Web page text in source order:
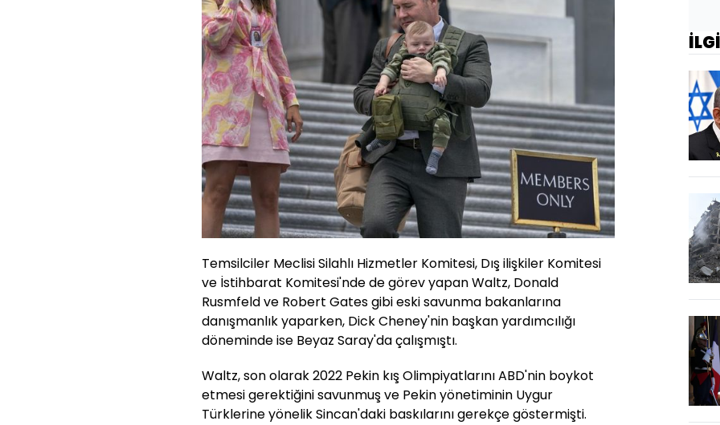
Temsilciler Meclisi Silahlı Hizmetler Komitesi, Dış ilişkiler Komitesi
ve İstihbarat Komitesi'nde de görev yapan Waltz, Donald
Rusmfeld ve Robert Gates gibi eski savunma bakanlarına
danışmanlık yaparken, Dick Cheney'nin başkan yardımcılığı
döneminde ise Beyaz Saray'da çalışmıştı.
Waltz, son olarak 2022 Pekin kış Olimpiyatlarını ABD'nin boykot
etmesi gerektiğini savunmuş ve Pekin yönetiminin Uygur
Türklerine yönelik Sincan'daki baskılarını gerekçe göstermişti.